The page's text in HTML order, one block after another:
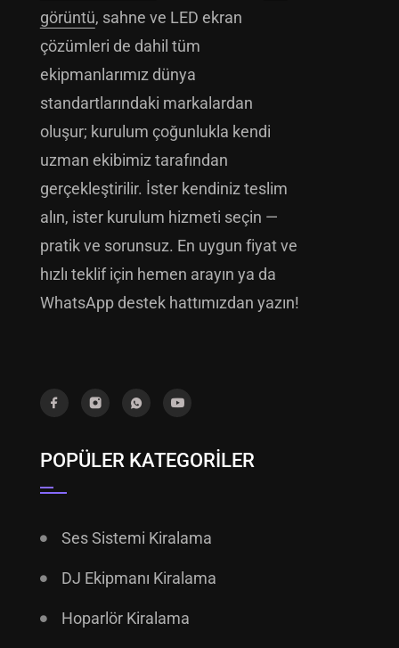
görüntü, sahne ve LED ekran
çözümleri de dahil tüm
ekipmanlarımız dünya
standartlarındaki markalardan
oluşur; kurulum çoğunlukla kendi
uzman ekibimiz tarafından
gerçekleştirilir. İster kendiniz teslim
alın, ister kurulum hizmeti seçin —
pratik ve sorunsuz. En uygun fiyat ve
hızlı teklif için hemen arayın ya da
WhatsApp destek hattımızdan yazın!
POPÜLER KATEGORILER
Ses Sistemi Kiralama
DJ Ekipmanı Kiralama
Hoparlör Kiralama